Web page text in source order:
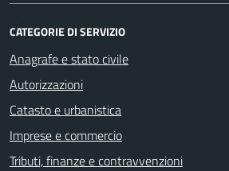
CATEGORIE DI SERVIZIO
Anagrafe e stato civile
Autorizzazioni
Catasto e urbanistica
Imprese e commercio
Tributi, finanze e contravvenzioni